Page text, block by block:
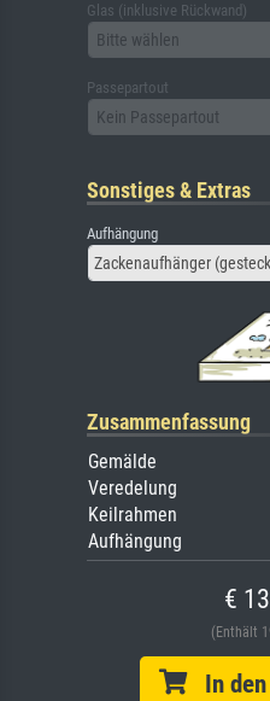
Glas (inklusive Rückwand)
Bitte wählen
Passepartout
Kein Passepartout
Sonstiges & Extras
Aufhängung
Zackenaufhänger
Zusammenfassung
Gemälde
Veredelung
Keilrahmen
Aufhängung
€
(Enthält
In den